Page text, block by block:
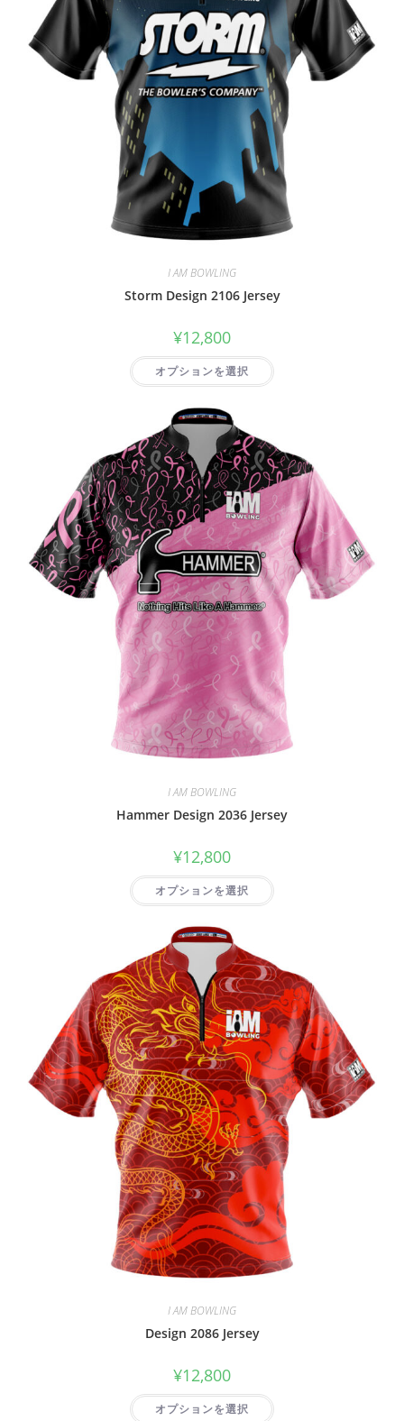
I AM BOWLING
Storm Design 2106 Jersey
¥12,800
オプションを選択
I AM BOWLING
Hammer Design 2036 Jersey
¥12,800
オプションを選択
I AM BOWLING
Design 2086 Jersey
¥12,800
オプションを選択